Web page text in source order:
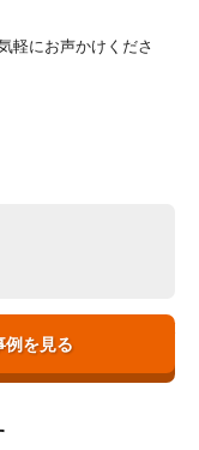
軽にお声かけくださ
例を見る